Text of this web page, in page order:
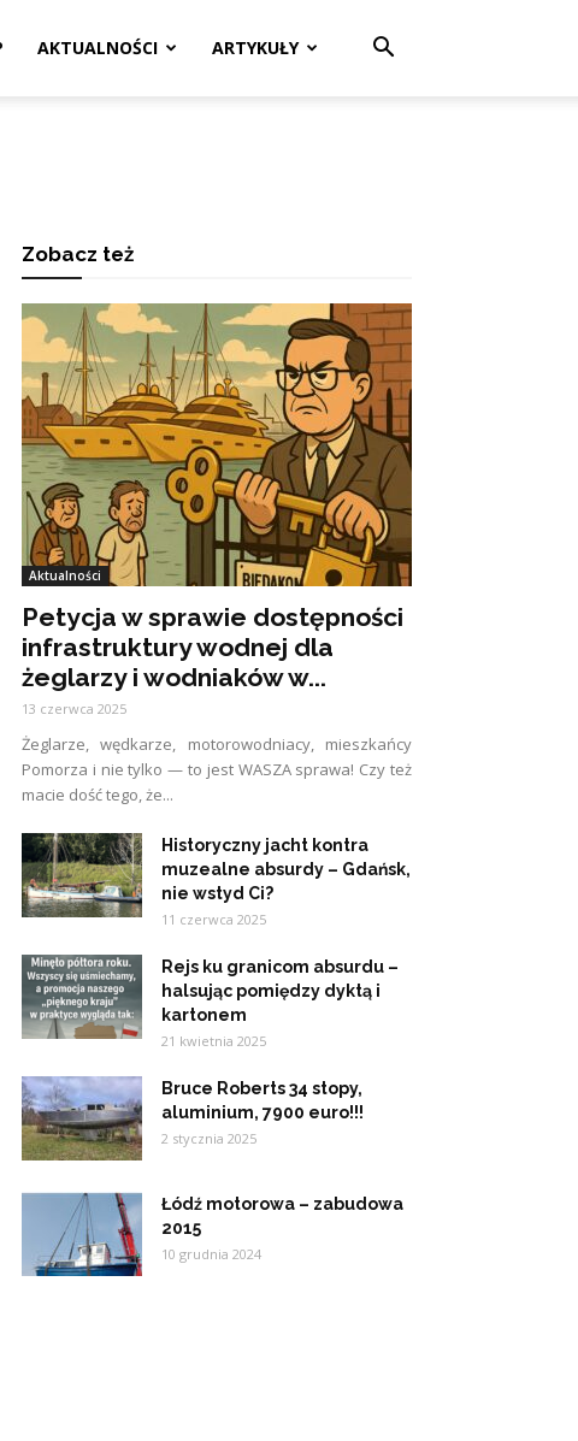
AKTUALNOŚCI ARTYKUŁY
Zobacz też
Aktualności
Petycja w sprawie dostępności
infrastruktury wodnej dla
żeglarzy i wodniaków w...
13 czerwca 2025
Żeglarze, wędkarze, motorowodniacy, mieszkańcy
Pomorza i nie tylko — to jest WASZA sprawa! Czy też
macie dość tego, że...
Historyczny jacht kontra
muzealne absurdy – Gdańsk,
nie wstyd Ci?
11 czerwca 2025
Rejs ku granicom absurdu –
halsując pomiędzy dyktą i
kartonem
21 kwietnia 2025
Bruce Roberts 34 stopy,
aluminium, 7900 euro!!!
2 stycznia 2025
Łódź motorowa – zabudowa
2015
10 grudnia 2024